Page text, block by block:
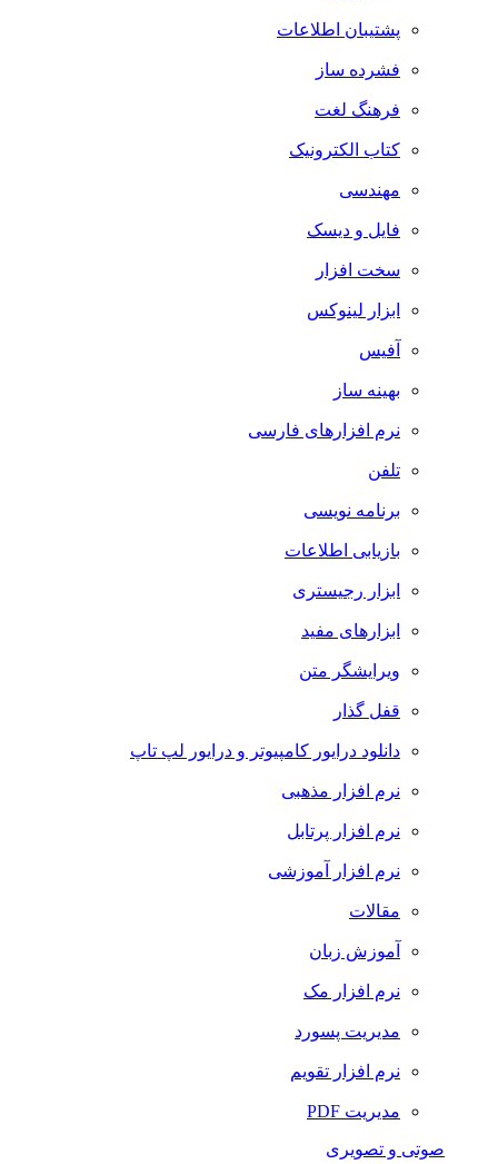
پشتیبان اطلاعات
فشرده ساز
فرهنگ لغت
کتاب الکترونیک
مهندسی
فایل و دیسک
سخت افزار
ابزار لینوکس
آفیس
بهینه ساز
نرم افزارهای فارسی
تلفن
برنامه نویسی
بازیابی اطلاعات
ابزار رجیستری
ابزارهای مفید
ویرایشگر متن
قفل گذار
دانلود درایور کامپیوتر و درایور لپ تاپ
نرم افزار مذهبی
نرم افزار پرتابل
نرم افزار آموزشی
مقالات
آموزش زبان
نرم افزار مک
مدیریت پسورد
نرم افزار تقویم
مدیریت PDF
صوتی و تصویری